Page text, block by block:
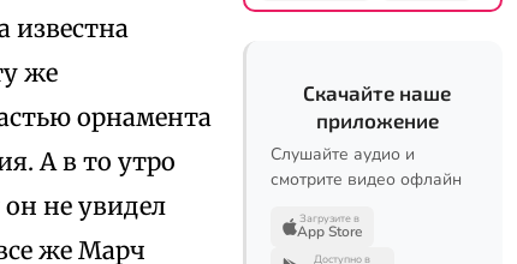
известна
же
орнамента
А в то утро
не увидел
же Марч
Скачайте наше
приложение
Слушайте аудио и
смотрите видео офлайн
Загрузите в
App Store
Доступно в